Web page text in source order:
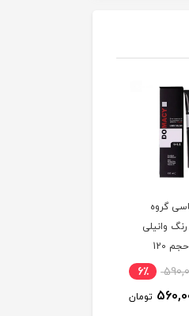
گروه
وانیلی
شماره 12.01 حجم 120
6٪
تومان